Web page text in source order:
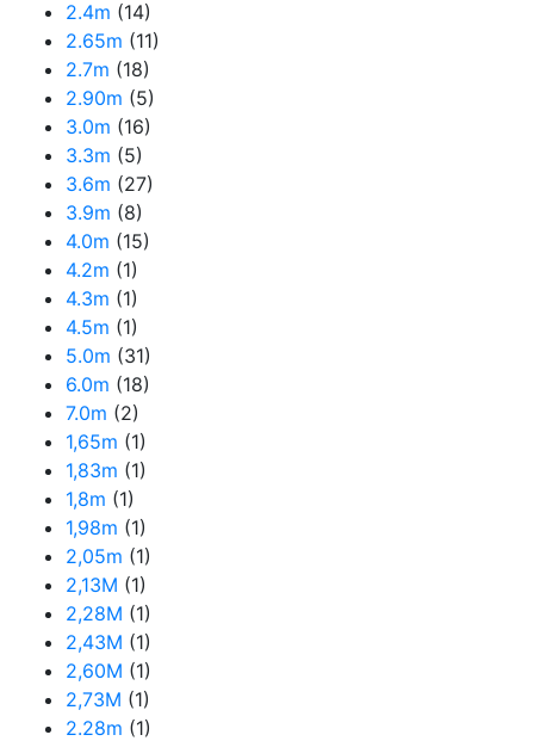
2.4m (14)
2.65m (11)
2.7m (18)
2.90m (5)
3.0m (16)
3.3m (5)
3.6m (27)
3.9m (8)
4.0m (15)
4.2m (1)
4.3m (1)
4.5m (1)
5.0m (31)
6.0m (18)
7.0m (2)
1,65m (1)
1,83m (1)
1,8m (1)
1,98m (1)
2,05m (1)
2,13M (1)
2,28M (1)
2,43M (1)
2,60M (1)
2,73M (1)
2.28m (1)